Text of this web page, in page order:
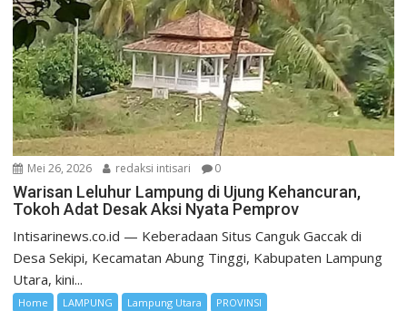
Mei 26, 2026 redaksi intisari 0
Warisan Leluhur Lampung di Ujung Kehancuran,
Tokoh Adat Desak Aksi Nyata Pemprov
Intisarinews.co.id — Keberadaan Situs Canguk Gaccak di
Desa Sekipi, Kecamatan Abung Tinggi, Kabupaten Lampung
Utara, kini...
Home LAMPUNG Lampung Utara PROVINSI